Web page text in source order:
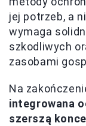
jej potrzeb, a
wymaga
szkodliwych
zasobami
Na
integrowana
szerszą